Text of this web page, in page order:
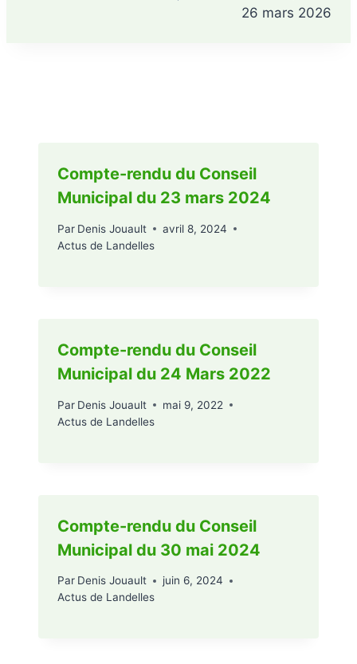
26 mars 2026
Compte-rendu du Conseil
Municipal du 23 mars 2024
Par Denis Jouault
avril 8, 2024
Actus de Landelles
Compte-rendu du Conseil
Municipal du 24 Mars 2022
Par Denis Jouault
mai 9, 2022
Actus de Landelles
Compte-rendu du Conseil
Municipal du 30 mai 2024
Par Denis Jouault
juin 6, 2024
Actus de Landelles